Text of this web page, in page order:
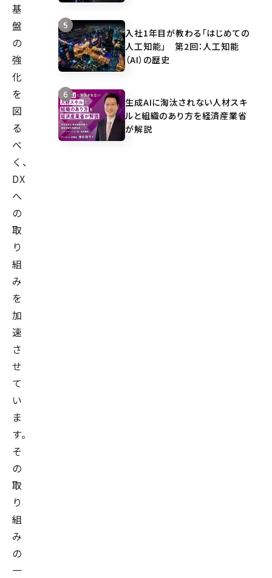
基
盤
の
強
化
を
図
る
べ
く、
DX
へ
の
取
り
組
み
を
加
速
さ
せ
て
い
ま
す。
そ
の
取
り
組
み
の
一
入社1年目が教わる「はじめての
人工知能」 第2回：人工知能
（AI）の歴史
生成AIに淘汰されない人材スキ
ルと組織のあり方を経済産業省
が解説